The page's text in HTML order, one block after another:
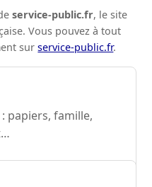
service-public.fr, le site
Vous pouvez à tout
surservice-public.fr.
papiers, famille,